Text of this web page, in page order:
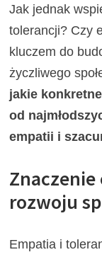
Jak jednak
tolerancji? Czy
kluczem do
życzliwego
jakie
od
empatii i
rozwoju
Empatia i